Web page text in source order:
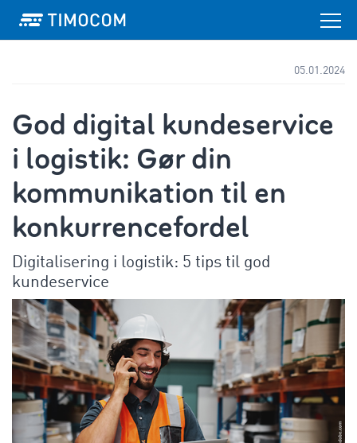
05.01.2024
God digital kundeservice
i logistik: Gør din
kommunikation til en
konkurrencefordel
Digitalisering i logistik: 5 tips til god
kundeservice